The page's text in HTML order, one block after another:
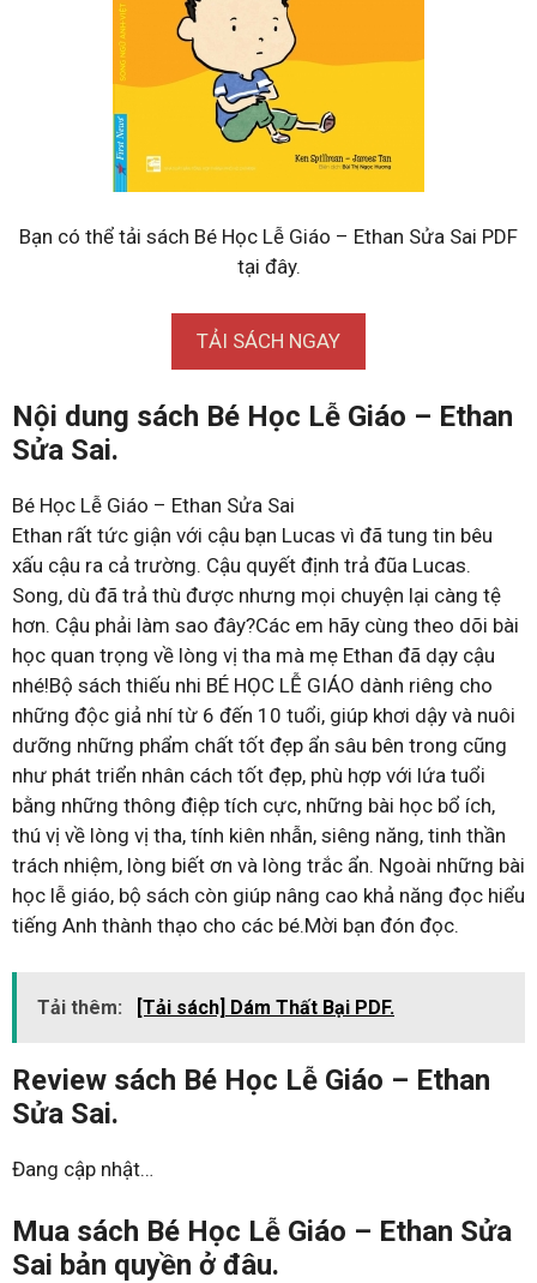
Bạn có thể tải sách Bé Học Lễ Giáo – Ethan Sửa Sai PDF
tại đây.
TẢI SÁCH NGAY
Nội dung sách Bé Học Lễ Giáo – Ethan
Sửa Sai.
Bé Học Lễ Giáo – Ethan Sửa Sai
Ethan rất tức giận với cậu bạn Lucas vì đã tung tin bêu
xấu cậu ra cả trường. Cậu quyết định trả đũa Lucas.
Song, dù đã trả thù được nhưng mọi chuyện lại càng tệ
hơn. Cậu phải làm sao đây?Các em hãy cùng theo dõi bài
học quan trọng về lòng vị tha mà mẹ Ethan đã dạy cậu
nhé!Bộ sách thiếu nhi BÉ HỌC LỄ GIÁO dành riêng cho
những độc giả nhí từ 6 đến 10 tuổi, giúp khơi dậy và nuôi
dưỡng những phẩm chất tốt đẹp ẩn sâu bên trong cũng
như phát triển nhân cách tốt đẹp, phù hợp với lứa tuổi
bằng những thông điệp tích cực, những bài học bổ ích,
thú vị về lòng vị tha, tính kiên nhẫn, siêng năng, tinh thần
trách nhiệm, lòng biết ơn và lòng trắc ẩn. Ngoài những bài
học lễ giáo, bộ sách còn giúp nâng cao khả năng đọc hiểu
tiếng Anh thành thạo cho các bé.Mời bạn đón đọc.
Tải thêm: [Tải sách] Dám Thất Bại PDF.
Review sách Bé Học Lễ Giáo – Ethan
Sửa Sai.
Đang cập nhật…
Mua sách Bé Học Lễ Giáo – Ethan Sửa
Sai bản quyền ở đâu.